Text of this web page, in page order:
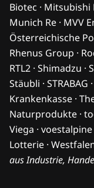
Biotec · Mitsubishi
Munich Re · MVV
Österreichische
Rhenus Group ·
RTL2 · Shimadzu ·
Stäubli · STRABAG
Krankenkasse ·
Naturprodukte ·
Viega ·
Lotterie ·
aus Industrie,